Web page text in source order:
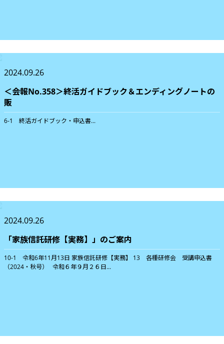
2024.09.26
＜会報No.358＞終活ガイドブック＆エンディングノートの
販
6-1 終活ガイドブック・申込書...
2024.09.26
「家族信託研修【実務】」のご案内
10-1 令和6年11月13日 家族信託研修【実務】 13 各種研修会 受講申込書
（2024・秋号） 令和６年９月２６日...